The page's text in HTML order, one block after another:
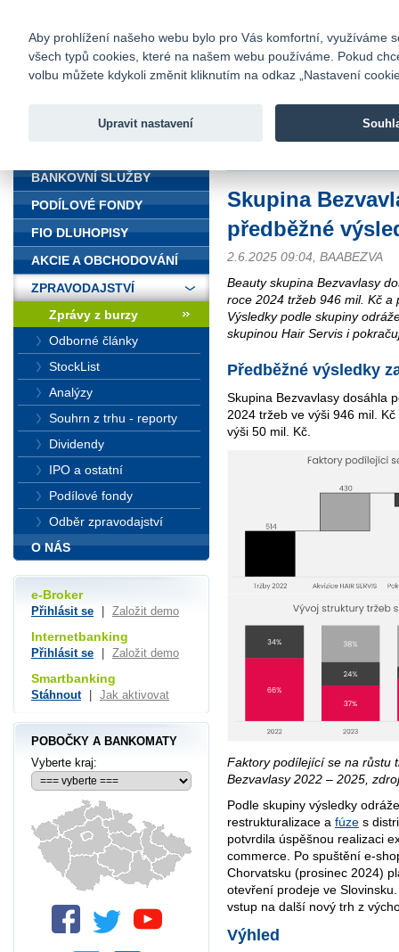
Fio banka
Fio banka
Skupina
předběžné
2.6.2025 09:04, BAABEZVA
Beauty skupina Bezvavlasy
roce 2024 tržeb 946 mil. Kč a
Výsledky podle skupiny
skupinou Hair Servis i
Předběžné výsledky
Skupina Bezvavlasy dosáhla
2024 tržeb ve výši 946 mil.
výši 50 mil. Kč.
Faktory podílející se na růstu
Bezvavlasy 2022 – 2025,
Podle skupiny výsledky
restrukturalizace a fúze s
potvrdila úspěšnou realizaci
commerce. Po spuštění e-
Chorvatsku (prosinec 2024)
otevření prodeje ve
vstup na další nový trh z
Výhled
BANKOVNÍ SLUŽBY
PODÍLOVÉ FONDY
FIO DLUHOPISY
AKCIE A OBCHODOVÁNÍ
ZPRAVODAJSTVÍ
Zprávy z burzy
Odborné články
StockList
Analýzy
Souhrn z trhu - reporty
Dividendy
IPO a ostatní
Podílové fondy
Odběr zpravodajství
O NÁS
e-Broker
Přihlásit se Založit demo
Internetbanking
Přihlásit se Založit demo
Smartbanking
Stáhnout Jak aktivovat
POBOČKY A BANKOMATY
Vyberte kraj:
Aby prohlížení našeho webu bylo pro Vás komfortní, využíváme
všech typů cookies, které na našem webu používáme. Pokud
volbu můžete kdykoli změnit kliknutím na odkaz „Nastavení
Upravit nastavení